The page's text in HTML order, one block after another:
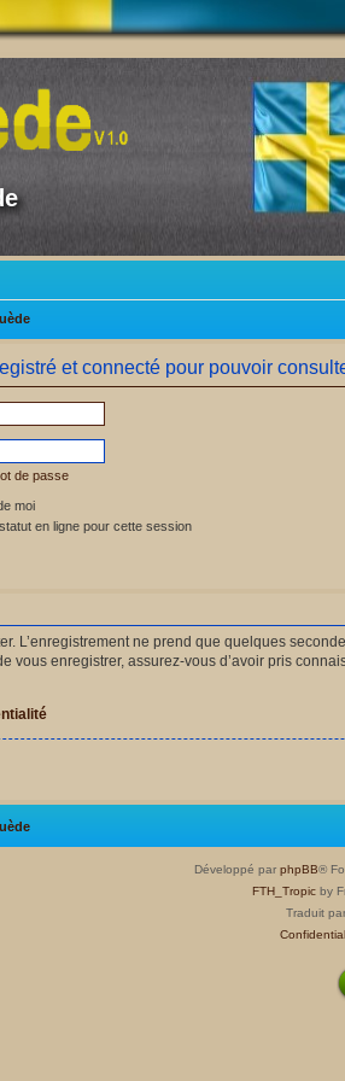
et connecté pour pouvoir
de passe
moi
en ligne pour cette session
L’enregistrement ne prend que quelques
vous enregistrer, assurez-vous d’avoir pris
Développé par phpBB®
FTH_Tropic by
Traduit par